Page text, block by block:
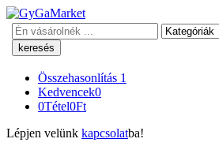
Keresés
Összehasonlítás 1
Kedvencek0
0Tétel0Ft
Lépjen velünk kapcsolatba!